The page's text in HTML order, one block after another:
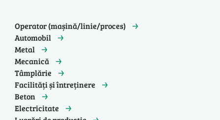
Operator (mașină/linie/proces)
Automobil
Metal
Mecanică
Tâmplărie
Facilități și întreținere
Beton
Electricitate